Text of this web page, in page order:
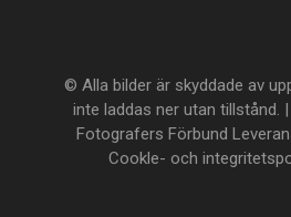
© Alla bilder är skyddade av
inte laddas ner utan tillstånd.
Fotografers Förbund
Cookle- och